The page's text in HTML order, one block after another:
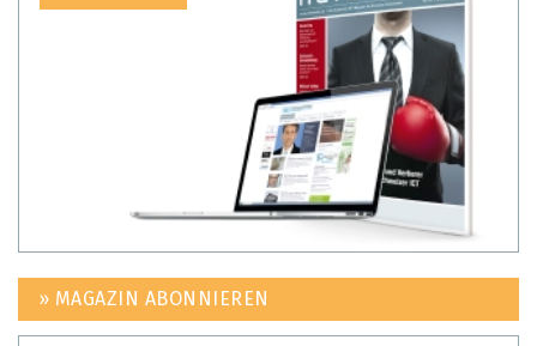
» MAGAZIN ABONNIEREN